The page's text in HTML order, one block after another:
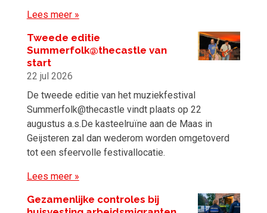
Lees meer »
Tweede editie
Summerfolk@thecastle van
start
22 jul 2026
De tweede editie van het muziekfestival
Summerfolk@thecastle vindt plaats op 22
augustus a.s.De kasteelruïne aan de Maas in
Geijsteren zal dan wederom worden omgetoverd
tot een sfeervolle festivallocatie.
Lees meer »
Gezamenlijke controles bij